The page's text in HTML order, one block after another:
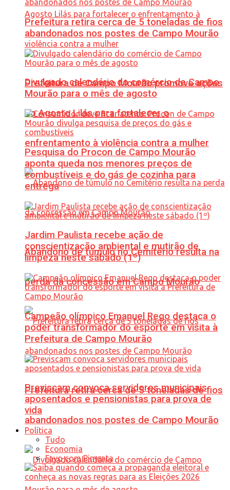
Prefeitura de Campo Mourão promove ações
do Agosto Lilás para fortalecer o
enfrentamento à violência contra a mulher
Abandono de túmulo no Cemitério resulta na
perda da concessão em Campo Mourão
Prefeitura retira cerca de 5 toneladas de fios
abandonados nos postes de Campo Mourão
Prefeitura retira cerca de 5 toneladas de fios
abandonados nos postes de Campo Mourão
Divulgado calendário do comércio de Campo
Mourão para o mês de agosto
Pesquisa do Procon de Campo Mourão
aponta queda nos menores preços de
combustíveis e do gás de cozinha para
entrega
Jardim Paulista recebe ação de
conscientização ambiental e mutirão de
limpeza neste sábado (1º)
Campeão olímpico Emanuel Rego destaca o
poder transformador do esporte em visita à
Prefeitura de Campo Mourão
Previscam convoca servidores municipais
aposentados e pensionistas para prova de
vida
Política
Tudo
Economia
Favo com Pimenta